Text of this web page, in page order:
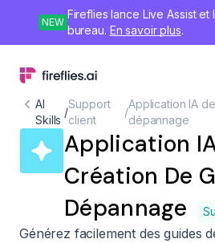
NEW
Fireflies lance Live Assist
bureau. En savoir plus.
AI
Skills
/
Support
client
/
Application IA
dépannage
Application
Création De
Dépannage
Générez facilement des guides